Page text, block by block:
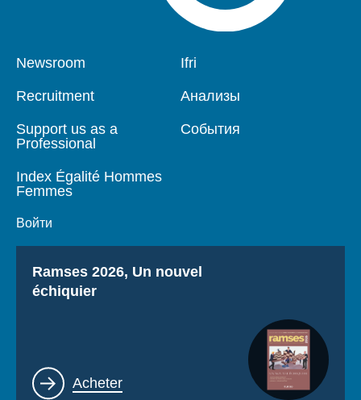
Pied
Newsroom
Recruitment
Support us as a
Professional
Index Égalité Hommes
Femmes
Войти
Navigation
Ifri
Анализы
События
Titre
Ramses 2026, Un nouvel
échiquier
Lien
Acheter